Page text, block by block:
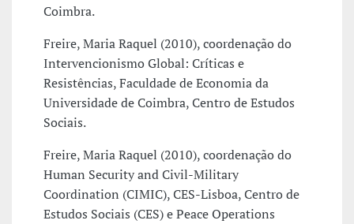
Coimbra.
Freire, Maria Raquel (2010), coordenação do
Intervencionismo Global: Críticas e
Resistências, Faculdade de Economia da
Universidade de Coimbra, Centro de Estudos
Sociais.
Freire, Maria Raquel (2010), coordenação do
Human Security and Civil-Military
Coordination (CIMIC), CES-Lisboa, Centro de
Estudos Sociais (CES) e Peace Operations